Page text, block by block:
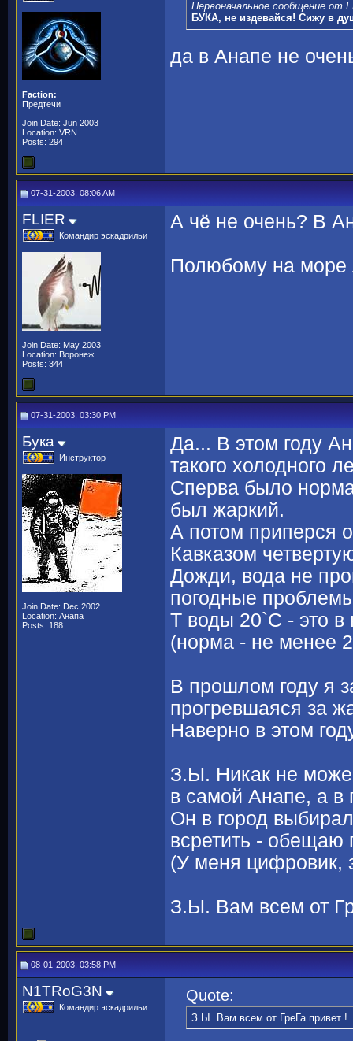
Faction:
Предтечи
Join Date: Jun 2003
Location: VRN
Posts: 294
Первоначальное сообщение от
БУКА, не издевайся! Сижу в
да в Анапе не
07-31-2003, 08:06 AM
FLIER
Командир эскадрильи
Join Date: May 2003
Location: Воронеж
Posts: 344
А чё не очень? В
Полюбому на море
07-31-2003, 03:30 PM
Бука
Инструктор
Join Date: Dec 2002
Location: Анапа
Posts: 188
Да... В этом году
такого холодного
Сперва было
был жаркий.
А потом приперся
Кавказом
Дожди, вода не
погодные
Т воды 20`С - это в
(норма - не менее
В прошлом году я
прогревшаяся за
Наверно в этом
З.Ы. Никак не
в самой Анапе, а в
Он в город
всретить - обещаю
(У меня цифровик,
З.Ы. Вам всем от
08-01-2003, 03:58 PM
N1TRoG3N
Командир эскадрильи
Quote:
З.Ы. Вам всем от ГреГа привет !